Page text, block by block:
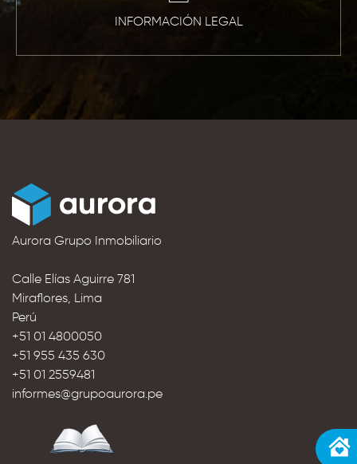
INFORMACIÓN LEGAL
Aurora Grupo Inmobiliario
Calle Elías Aguirre 781
Miraflores, Lima
Perú
+51 01 4800050
+51 955 435 630
+51 01 2559481
informes@grupoaurora.pe